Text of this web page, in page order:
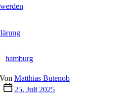
Kategorien
hamburg
Von Matthias Butenob
Veröffentlichungsdatum
25. Juli 2025